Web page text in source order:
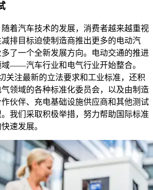
着汽车技术的发展，消费者越来越重视
排目标迫使制造商推出更多的电动汽
了一个全新发展方向。电动交通的推进
——汽车行业和电气行业开始整合。
关注最新的立法要求和工业标准，还积
领域的各种标准化委员会，以及由制造
伙伴、充电基础设施供应商和其他测试
我们采取积极举措，努力帮助国际标准
速发展。